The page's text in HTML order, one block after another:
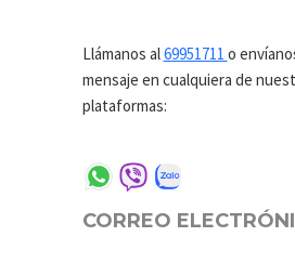
Llámanos al69951711 o
mensaje en cualquiera de
plataformas:
CORREO